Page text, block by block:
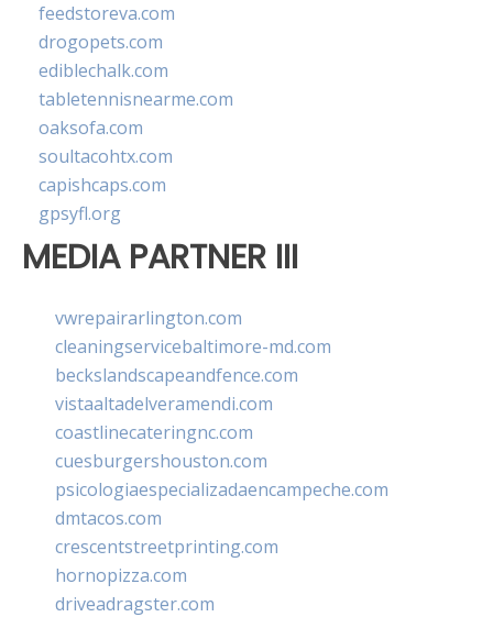
feedstoreva.com
drogopets.com
ediblechalk.com
tabletennisnearme.com
oaksofa.com
soultacohtx.com
capishcaps.com
gpsyfl.org
MEDIA PARTNER III
vwrepairarlington.com
cleaningservicebaltimore-md.com
beckslandscapeandfence.com
vistaaltadelveramendi.com
coastlinecateringnc.com
cuesburgershouston.com
psicologiaespecializadaencampeche.com
dmtacos.com
crescentstreetprinting.com
hornopizza.com
driveadragster.com